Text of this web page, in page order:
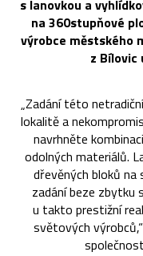
s lanovkou a
na 360stupňové
výrobce městského
z Bílovic
„Zadání této
lokalitě a
navrhněte
odolných materiálů.
dřevěných bloků
zadání beze zbytku
u takto prestižní
světových